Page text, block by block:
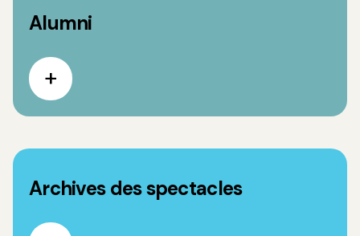
Alumni
Archives des spectacles